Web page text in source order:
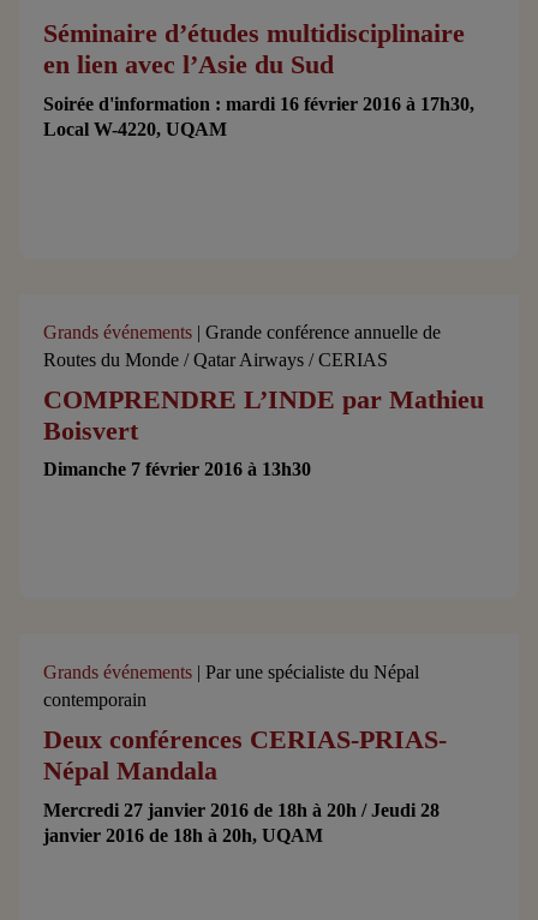
Séminaire d’études multidisciplinaire
en lien avec l’Asie du Sud
Soirée d'information : mardi 16 février 2016 à 17h30,
Local W-4220, UQAM
Grands événements | Grande conférence annuelle de
Routes du Monde / Qatar Airways / CERIAS
COMPRENDRE L’INDE par Mathieu
Boisvert
Dimanche 7 février 2016 à 13h30
Grands événements | Par une spécialiste du Népal
contemporain
Deux conférences CERIAS-PRIAS-
Népal Mandala
Mercredi 27 janvier 2016 de 18h à 20h / Jeudi 28
janvier 2016 de 18h à 20h, UQAM